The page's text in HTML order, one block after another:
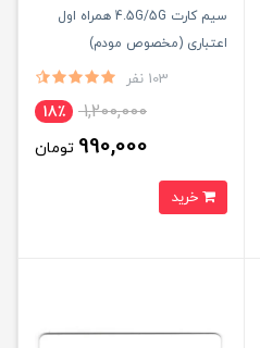
سیم کارت 4.5G/5G همراه اول
اعتباری (مخصوص مودم)
103 نفر
1,200,000 18٪
990,000 تومان